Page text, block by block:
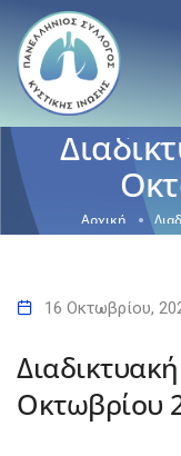
Αρχική
16 Οκτωβρίου,
Οκτωβρίου